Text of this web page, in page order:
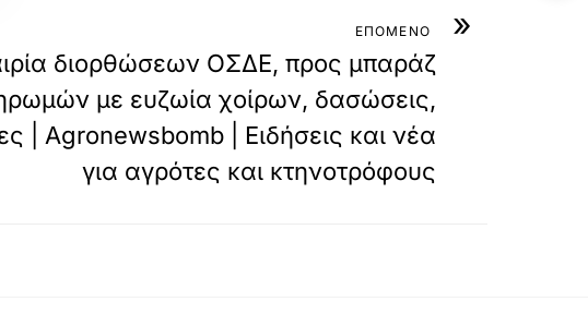
»
ΕΠΟΜΕΝΟ
διορθώσεων ΟΣΔΕ, προς μπαράζ
με ευζωία χοίρων, δασώσεις,
| Agronewsbomb | Ειδήσεις και νέα
για αγρότες και κτηνοτρόφους